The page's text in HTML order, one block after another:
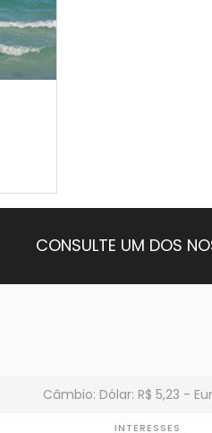
CONSULTE UM DOS
Câmbio: Dólar: R$ 5,23 -
INTERESSES